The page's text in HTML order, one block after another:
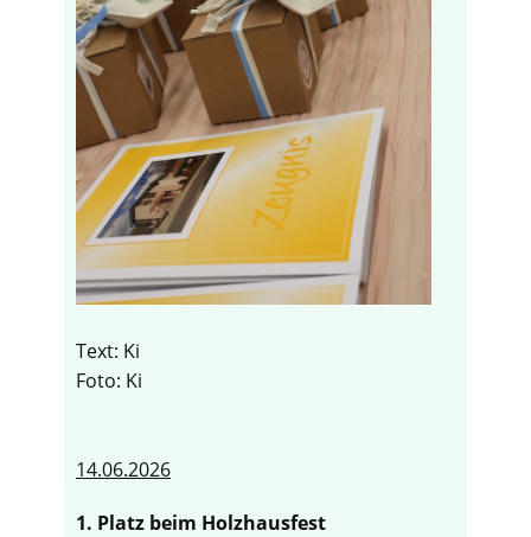
Text: Ki
Foto: Ki
14.06.2026
1. Platz beim Holzhausfest